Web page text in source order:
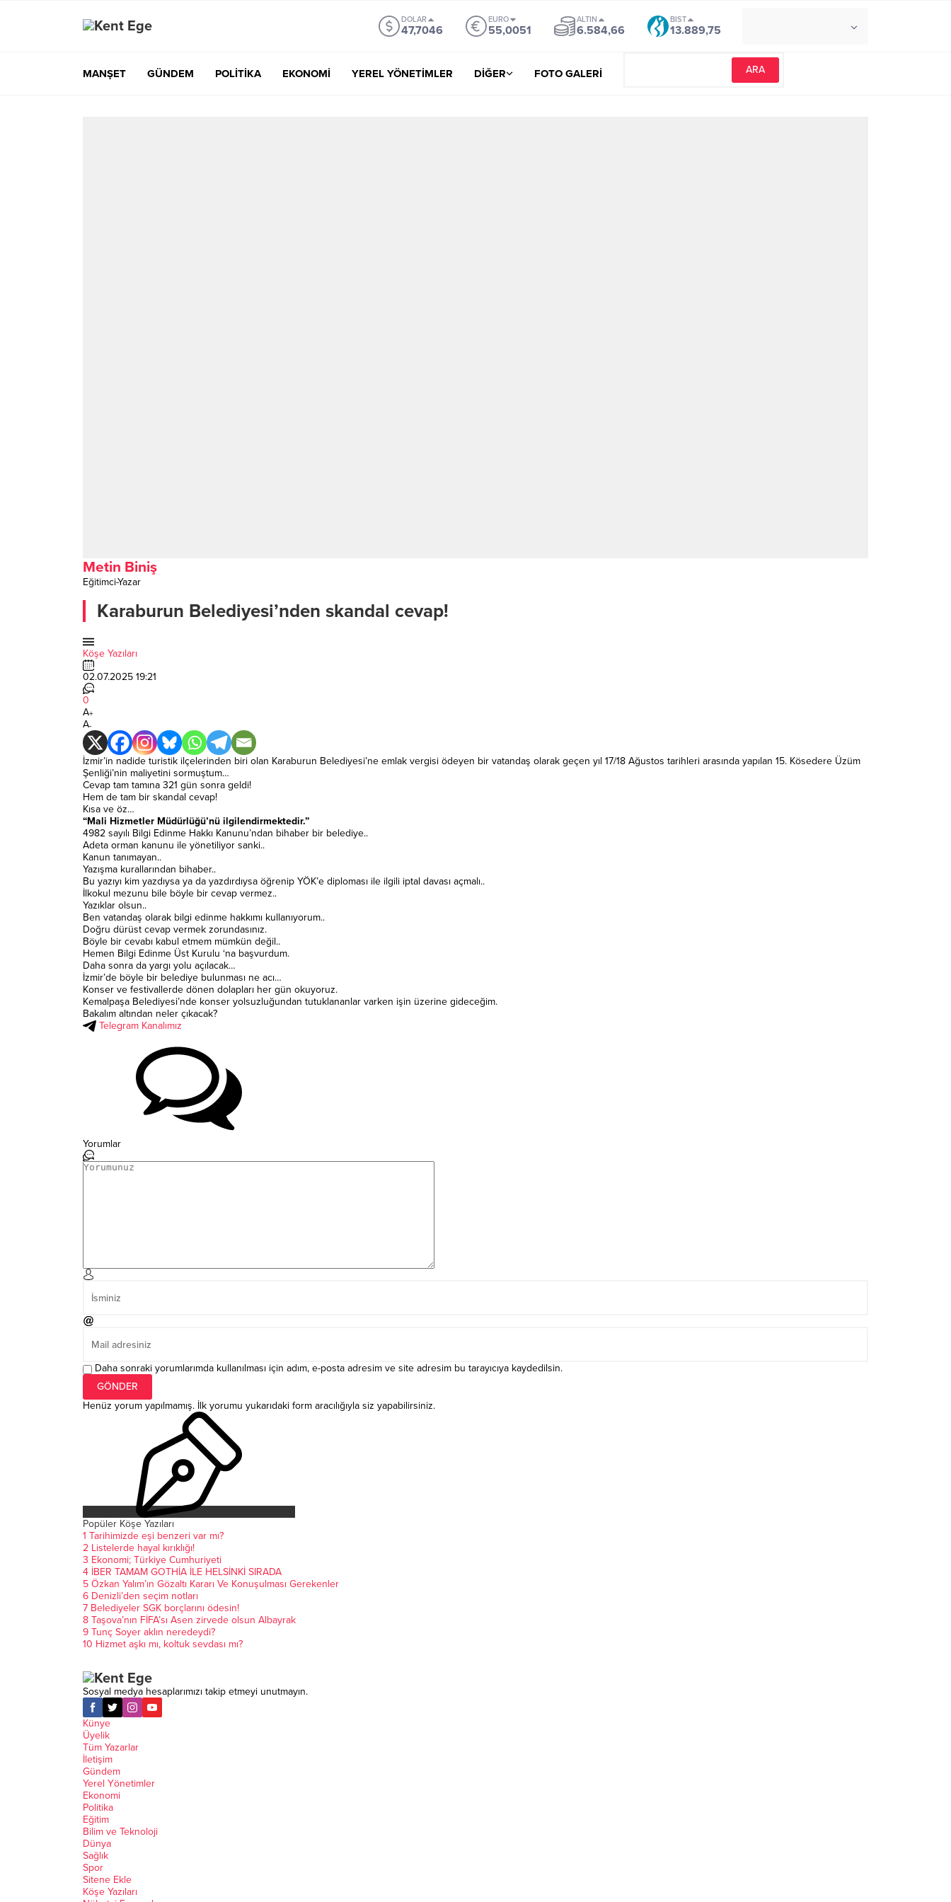
DOLAR
47,7046
EURO
55,0051
ALTIN
6.584,66
BIST
13.889,75
MANŞET GÜNDEM POLİTİKA EKONOMİ YEREL YÖNETİMLER DİĞER FOTO GALERİ
Metin Biniş
Eğitimci-Yazar
Karaburun Belediyesi’nden skandal cevap!
Köşe Yazıları
02.07.2025 19:21
0
A+
A-
İzmir’in nadide turistik ilçelerinden biri olan Karaburun Belediyesi’ne emlak vergisi ödeyen bir vatandaş olarak geçen yıl 17/18 Ağustos tarihleri arasında yapılan 15. Kösedere Üzüm
Şenliği’nin maliyetini sormuştum…
Cevap tam tamına 321 gün sonra geldi!
Hem de tam bir skandal cevap!
Kısa ve öz…
“Mali Hizmetler Müdürlüğü’nü ilgilendirmektedir.”
4982 sayılı Bilgi Edinme Hakkı Kanunu’ndan bihaber bir belediye..
Adeta orman kanunu ile yönetiliyor sanki..
Kanun tanımayan..
Yazışma kurallarından bihaber..
Bu yazıyı kim yazdıysa ya da yazdırdıysa öğrenip YÖK’e diploması ile ilgili iptal davası açmalı..
İlkokul mezunu bile böyle bir cevap vermez..
Yazıklar olsun..
Ben vatandaş olarak bilgi edinme hakkımı kullanıyorum..
Doğru dürüst cevap vermek zorundasınız.
Böyle bir cevabı kabul etmem mümkün değil..
Hemen Bilgi Edinme Üst Kurulu ‘na başvurdum.
Daha sonra da yargı yolu açılacak…
İzmir’de böyle bir belediye bulunması ne acı…
Konser ve festivallerde dönen dolapları her gün okuyoruz.
Kemalpaşa Belediyesi’nde konser yolsuzluğundan tutuklananlar varken işin üzerine gideceğim.
Bakalım altından neler çıkacak?
Telegram Kanalımız
Yorumlar
Daha sonraki yorumlarımda kullanılması için adım, e-posta adresim ve site adresim bu tarayıcıya kaydedilsin.
Henüz yorum yapılmamış. İlk yorumu yukarıdaki form aracılığıyla siz yapabilirsiniz.
Popüler Köşe Yazıları
1 Tarihimizde eşi benzeri var mı?
2 Listelerde hayal kırıklığı!
3 Ekonomi; Türkiye Cumhuriyeti
4 İBER TAMAM GOTHİA İLE HELSİNKİ SIRADA
5 Özkan Yalım’ın Gözaltı Kararı Ve Konuşulması Gerekenler
6 Denizli’den seçim notları
7 Belediyeler SGK borçlarını ödesin!
8 Taşova’nın FİFA’sı Asen zirvede olsun Albayrak
9 Tunç Soyer aklın neredeydi?
10 Hizmet aşkı mı, koltuk sevdası mı?
Sosyal medya hesaplarımızı takip etmeyi unutmayın.
Künye
Üyelik
Tüm Yazarlar
İletişim
Gündem
Yerel Yönetimler
Ekonomi
Politika
Eğitim
Bilim ve Teknoloji
Dünya
Sağlık
Spor
Sitene Ekle
Köşe Yazıları